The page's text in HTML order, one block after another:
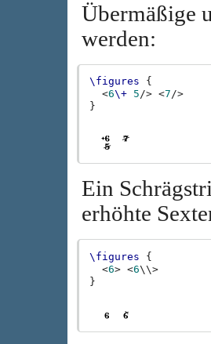
Übermäßige
werden:
\figures
{
<6\+ 5/> <7/>
}
Ein
erhöhte
\figures
{
<6> <6\\>
}